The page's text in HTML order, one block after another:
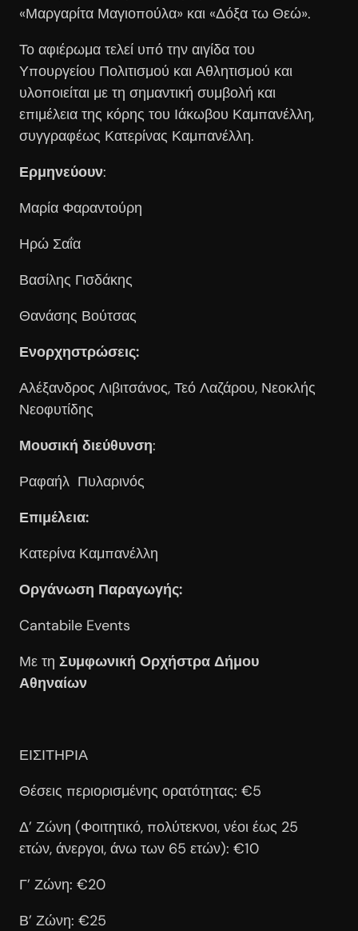
«Μαργαρίτα Μαγιοπούλα» και «Δόξα τω Θεώ».
Το αφιέρωμα τελεί υπό την αιγίδα του
Υπουργείου Πολιτισμού και Αθλητισμού και
υλοποιείται με τη σημαντική συμβολή και
επιμέλεια της κόρης του Ιάκωβου Καμπανέλλη,
συγγραφέως Κατερίνας Καμπανέλλη.
Ερμηνεύουν:
Μαρία Φαραντούρη
Ηρώ Σαΐα
Βασίλης Γισδάκης
Θανάσης Βούτσας
Ενορχηστρώσεις:
Αλέξανδρος Λιβιτσάνος, Τεό Λαζάρου, Νεοκλής
Νεοφυτίδης
Μουσική διεύθυνση:
Ραφαήλ Πυλαρινός
Επιμέλεια:
Κατερίνα Καμπανέλλη
Οργάνωση Παραγωγής:
Cantabile Events
Με τη Συμφωνική Ορχήστρα Δήμου
Αθηναίων
ΕΙΣΙΤΗΡΙΑ
Θέσεις περιορισμένης ορατότητας: €5
Δ’ Ζώνη (Φοιτητικό, πολύτεκνοι, νέοι έως 25
ετών, άνεργοι, άνω των 65 ετών): €10
Γ’ Ζώνη: €20
Β’ Ζώνη: €25